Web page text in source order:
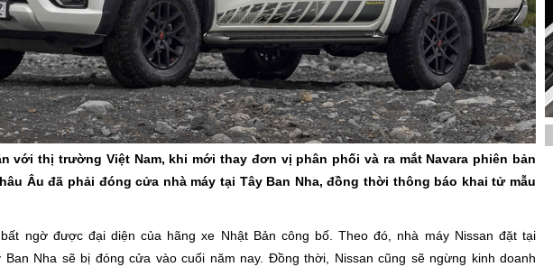
với thị trường Việt Nam, khi mới thay đơn vị phân phối và ra mắt Navara phiên bản
Âu đã phải đóng cửa nhà máy tại Tây Ban Nha, đồng thời thông báo khai tử mẫu
ngờ được đại diện của hãng xe Nhật Bản công bố. Theo đó, nhà máy Nissan đặt tại
Ban Nha sẽ bị đóng cửa vào cuối năm nay. Đồng thời, Nissan cũng sẽ ngừng kinh doanh